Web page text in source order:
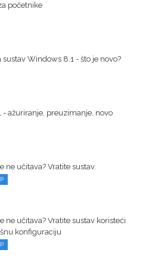
početnike
sustav Windows 8.1 - što je novo?
- ažuriranje, preuzimanje, novo
ne učitava? Vratite sustav.
ne učitava? Vratite sustav koristeći
konfiguraciju